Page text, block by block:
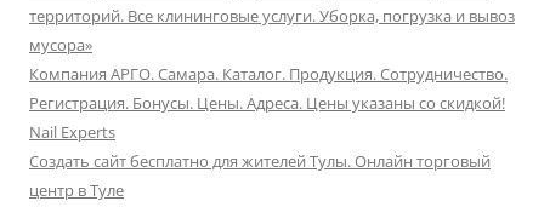
территорий. Все клининговые услуги. Уборка, погрузка и вывоз
мусора»
Компания АРГО. Самара. Каталог. Продукция. Сотрудничество.
Регистрация. Бонусы. Цены. Адреса. Цены указаны со скидкой!
Nail Experts
Создать сайт бесплатно для жителей Тулы. Онлайн торговый
центр в Туле